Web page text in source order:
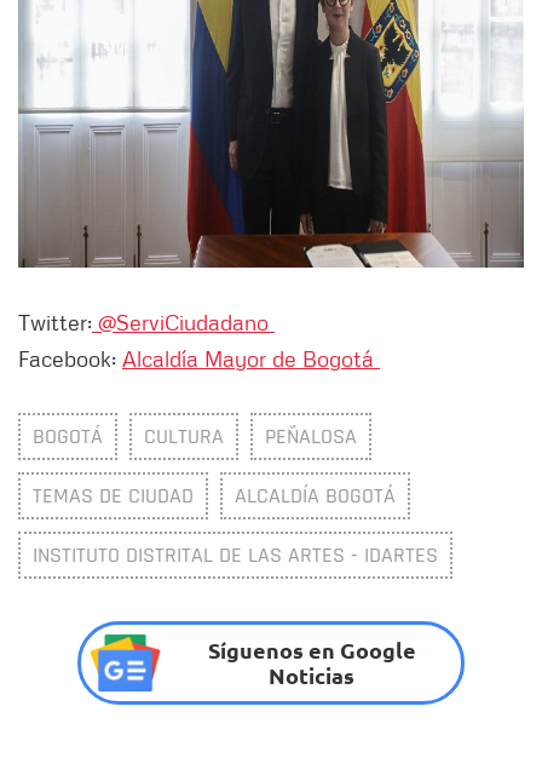
Twitter: @ServiCiudadano
Facebook: Alcaldía Mayor de Bogotá
BOGOTÁ CULTURA PEÑALOSA
TEMAS DE CIUDAD ALCALDÍA BOGOTÁ
INSTITUTO DISTRITAL DE LAS ARTES - IDARTES
Síguenos en Google
Noticias